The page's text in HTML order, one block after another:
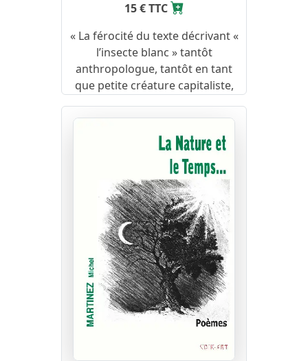
15 € TTC
« La férocité du texte décrivant «
l’insecte blanc » tantôt
anthropologue, tantôt en tant
que petite créature capitaliste,
lyrisme de la langue qui célèbre
définitivement « la pure vérité
formelle des fétiches » et leur
profonde vitalité. »